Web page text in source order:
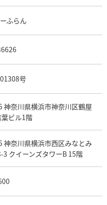
業本部 コールセンター
浜市西区みなとみらい
取ふらん
号
神奈川県横浜市神奈川区鶴屋
ビル1階
神奈川県横浜市西区みなとみ
3 クイーンズタワーB 15階